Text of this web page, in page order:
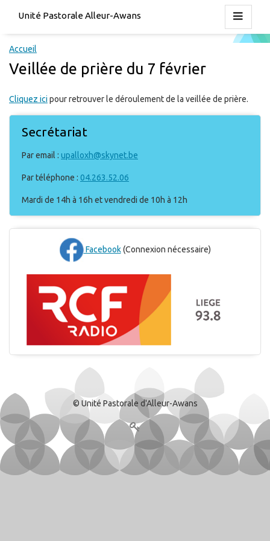
Unité Pastorale Alleur-Awans
Accueil
Veillée de prière du 7 février
Cliquez icipour retrouver le déroulement de la veillée de prière.
Secrétariat
Par email : upalloxh@skynet.be
Par téléphone : 04.263.52.06
Mardi de 14h à 16h et vendredi de 10h à 12h
Facebook(Connexion nécessaire)
© Unité Pastorale d'Alleur-Awans